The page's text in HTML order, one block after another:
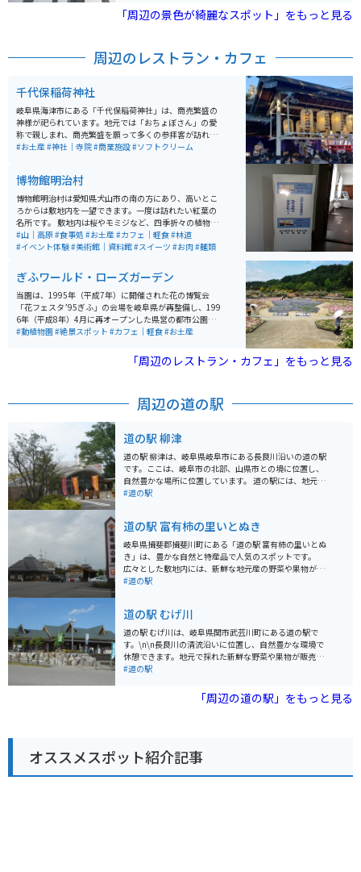
「周辺の景色が綺麗なスポット」をもっと見る
周辺のレストラン・カフェ
千代保稲荷神社
岐阜県海津市にある「千代保稲荷神社」は、商売繁盛の
神様が祀られています。地元では「おちょぼさん」の愛
称で親しまれ、商売繁盛を願って多くの参拝客が訪れる
神社です。 年間の参拝客の数は250万人にも及びます。
くにお供えを売る店があるので、そこで藁に通された三
角の油揚げを購入しお供えします。
#お土産#神社｜寺院#商業施設#ソフトクリーム
博物館明治村
博物館明治村は愛知県犬山市の南の方にあり、高いとこ
ろからは敷地内を一望できます。一度は訪れたい紅葉の
名所です。 敷地内は桜やモミジなど、四季折々の植物が
植わっていて、桜の名所としても有名です。 年間を通し
て、敷地内を散策できるので、博物館の資料を見ながら
変でしたら、敷地内を走るバスや市電に乗ることもでき
ます。
#山｜高原#食事処 #お土産#カフェ｜軽食#林道
#イベント体験#美術館｜資料館#スイーツ #お肉#麺類
ぎふワールド・ローズガーデン
当園は、1995年（平成7年）に開催された花の博覧会
「花フェスタ’95ぎふ」の会場を岐阜県が再整備し、199
6年（平成8年）4月に再オープンした県営の都市公園で
す。オープン以降「花フェスタ記念公園」の名称で長年
魅力である「薔薇」を名称に取り入れた「ぎふワール
ド・ローズガーデン」に改称しました。約80.7ha（バン
品種、20,000株もの多彩な品種が植栽されたバラ園のほ
ウ（秋）」など、季節ごとに大面積で花を観賞できるガ
ーデンや、地上45mの高さから園内を一望できる「花の
タワー」、岐阜県下有数の大型複合遊具などもあり、夫
婦、カップル、友人、ファミリーなど幅広い層で楽しめ
る。
#動植物園#絶景スポット #カフェ｜軽食#お土産
「周辺のレストラン・カフェ」をもっと見る
周辺の道の駅
道の駅 柳津
道の駅 柳津は、岐阜県岐阜市にある長良川沿いの道の駅
です。ここは、岐阜市の北部、山県市との境に位置し、
自然豊かな場所に位置しています。 道の駅には、地元で
採れた新鮮な野菜や果物が販売されている農産物直売所
スポットとしても最適です。また、春には桜、秋には紅
葉が美しく、バイクツーリングの目的地としても人気が
あります。周辺には、岐阜城などの観光スポットも点在
しています。 バイクで訪れる場合、道の駅には広い駐車
場が完備されているので安心です。長良川沿いを走る国
#道の駅
道の駅 富有柿の里いとぬき
岐阜県揖斐郡揖斐川町にある「道の駅 富有柿の里いとぬ
き」は、豊かな自然と特産品で人気のスポットです。
広々とした敷地内には、新鮮な地元産の野菜や果物が並
ぶ農産物直売所や、岐阜県の名産品を扱うお土産コーナ
に最適です。 柿を使った加工品も充実しており、柿の葉
茶や柿ジャムなども人気です。 レストランでは、地元産
の食材を使った料理を楽しむことができます。 特におす
すめは、富有柿を使ったスイーツです。 柿ソフトクリー
ムや柿パフェなど、ここでしか味わえないオリジナルメ
休憩に最適です。 バイクツーリングの休憩ポイントとし
しく、お花見スポットとしても人気です。 秋には、山々
が赤や黄色に色づき、紅葉狩りを楽しむことができま
す。 道の駅 富有柿の里いとぬきは、地元の美味しいもの
#道の駅
道の駅 むげ川
道の駅 むげ川は、岐阜県関市武芸川町にある道の駅で
す。\n\n長良川の清流沿いに位置し、自然豊かな環境で
休憩できます。地元で採れた新鮮な野菜や果物が販売さ
れている直売所があり、特産品である「富有柿」を使っ
産の食材を使った料理を楽しむことができます。\n\nバ
イクで訪れる際は、長良川沿いの道を走るのがおすすめ
#道の駅
「周辺の道の駅」をもっと見る
オススメスポット紹介記事